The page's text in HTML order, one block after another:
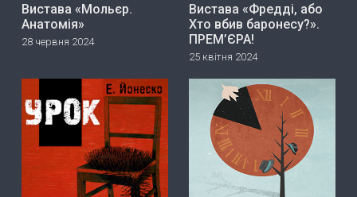
Вистава «Мольєр.
Анатомія»
28 червня 2024
Вистава «Фредді, або
Хто вбив баронесу?».
ПРЕМ’ЄРА!
25 квітня 2024